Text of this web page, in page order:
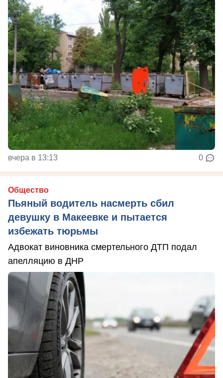
вчера в 13:13 0
Общество
Пьяный водитель насмерть сбил
девушку в Макеевке и пытается
избежать тюрьмы
Адвокат виновника смертельного ДТП подал
апелляцию в ДНР